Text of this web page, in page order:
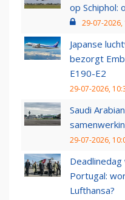
op Schiphol:
29-07-2026,
Japanse
bezorgt
E190-E2
29-07-2026,
Saudi
29-07-2026,
Portugal:
Lufthansa?